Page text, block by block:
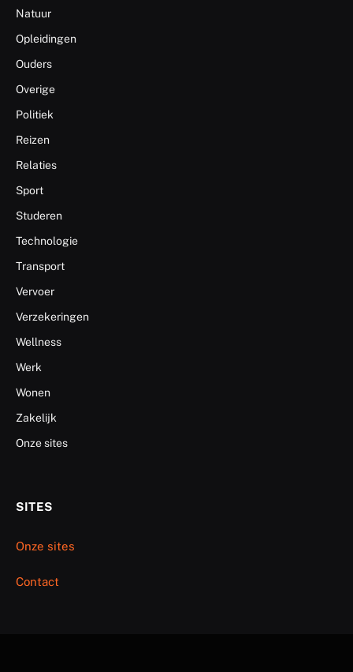
Natuur
Opleidingen
Ouders
Overige
Politiek
Reizen
Relaties
Sport
Studeren
Technologie
Transport
Vervoer
Verzekeringen
Wellness
Werk
Wonen
Zakelijk
Onze sites
SITES
Onze sites
Contact